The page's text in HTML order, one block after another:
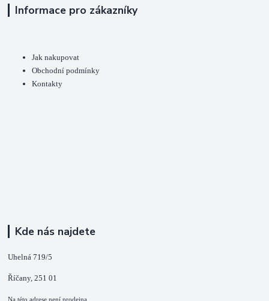
Informace pro zákazníky
Jak nakupovat
Obchodní podmínky
Kontakty
Kde nás najdete
Uhelná 719/5
Říčany, 251 01
Na této adrese není prodejna.